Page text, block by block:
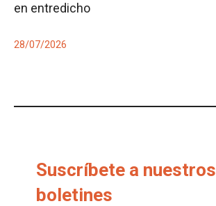
en entredicho
28/07/2026
Suscríbete a nuestros
boletines